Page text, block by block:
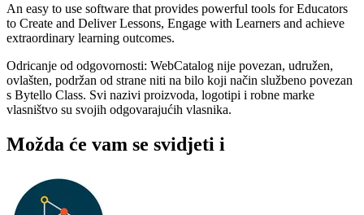
An easy to use software that provides powerful tools for Educators
to Create and Deliver Lessons, Engage with Learners and achieve
extraordinary learning outcomes.
Odricanje od odgovornosti: WebCatalog nije povezan, udružen,
ovlašten, podržan od strane niti na bilo koji način službeno povezan
s Bytello Class. Svi nazivi proizvoda, logotipi i robne marke
vlasništvo su svojih odgovarajućih vlasnika.
Možda će vam se svidjeti i